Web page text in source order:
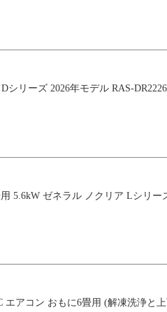
リーズ 2026年モデル RAS-
5.6kW ゼネラル ノクリア Lシリ
エアコン おもに6畳用 (解凍洗浄と